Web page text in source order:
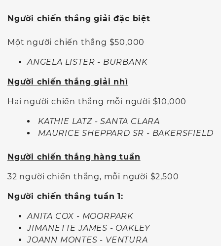
Người chiến thắng giải đặc biệt
Một người chiến thắng $50,000
ANGELA LISTER - BURBANK
Người chiến thắng giải nhì
Hai người chiến thắng mỗi người $10,000
KATHIE LATZ - SANTA CLARA
MAURICE SHEPPARD SR - BAKERSFIELD
Người chiến thắng hàng tuần
32 người chiến thắng, mỗi người $2,500
Người chiến thắng tuần 1:
ANITA COX - MOORPARK
JIMANETTE JAMES - OAKLEY
JOANN MONTES - VENTURA